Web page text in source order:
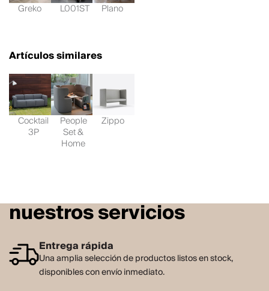
Greko L001ST Plano
Artículos similares
Cocktail
3P
People
Set &
Home
Zippo
nuestros servicios
Entrega rápida
Una amplia selección de productos listos en stock,
disponibles con envío inmediato.